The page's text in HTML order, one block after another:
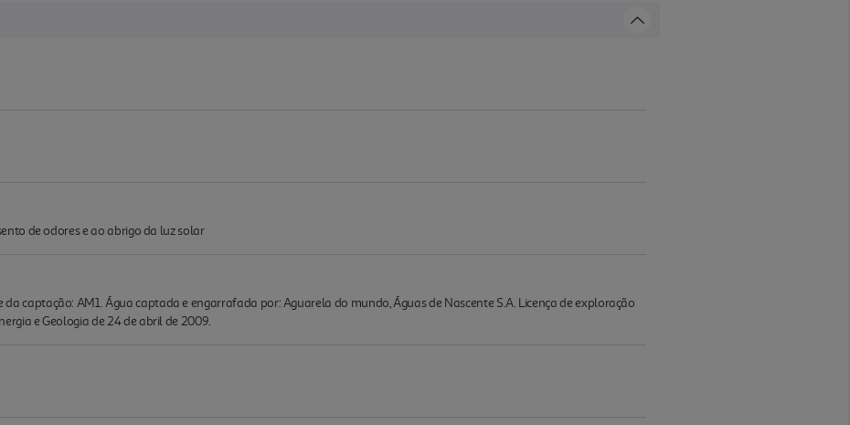
de odores e ao abrigo da luz solar
captação: AM1. Água captada e engarrafada por: Aguarela do mundo, Águas de Nascente S.A. Licença de exploração
e Geologia de 24 de abril de 2009.